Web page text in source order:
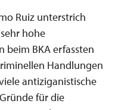
Ruiz unterstrich
hohe
beim BKA erfassten
Handlungen
antiziganistische
für die